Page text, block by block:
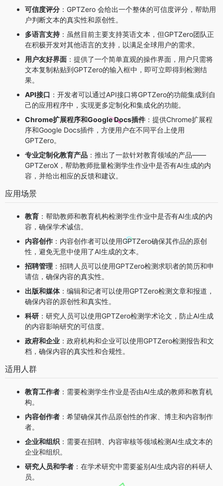
可信度评分 ：GPTZero 会给出一个整体的可信度评分，帮助用
户判断文本的真实性和原创性。
多语言支持 ：虽然目前主要支持英语文本，但GPTZero团队正
在积极开发对其他语言的支持，以满足全球用户的需求。
用户友好界面 ：提供了一个简单直观的操作界面，用户只需将
文本复制粘贴到GPTZero的输入框中，即可立即得到检测结
果。
API接口 ：开发者可以通过API接口将GPTZero的功能集成到自
己的应用程序中，实现更多定制化和集成化的功能。
Chrome扩展程序和Google Docs插件 ：提供Chrome扩展程
序和Google Docs插件，方便用户在不同平台上使用
GPTZero。
专业定制化教育产品 ：推出了一款针对教育领域的产品——
GPTZeroX，帮助教师批量检测学生作业中是否有AI生成的内
容，并给出相应的反馈和建议。
应用场景
教育 ：帮助教师和教育机构检测学生作业中是否有AI生成的内
容，确保学术诚信。
内容创作 ：内容创作者可以使用GPTZero确保其作品的原创
性，避免无意中使用了AI生成的文本。
招聘管理 ：招聘人员可以使用GPTZero检测求职者的简历和申
请信，确保内容的真实性。
出版和媒体：编辑和记者可以使用GPTZero检测文章和报道，
确保内容的原创性和真实性。
科研 ：研究人员可以使用GPTZero检测学术论文，防止AI生成
的内容影响研究的可信度。
政府和企业 ：政府机构和企业可以使用GPTZero检测报告和文
档，确保内容的真实性和合规性。
适用人群
教育工作者 ：需要检测学生作业是否由AI生成的教师和教育机
构。
内容创作者 ：希望确保其作品原创性的作家、博主和内容制作
者。
企业和组织 ：需要在招聘、内容审核等领域检测AI生成文本的
企业和组织。
研究人员和学者 ：在学术研究中需要鉴别AI生成内容的科研人
员。